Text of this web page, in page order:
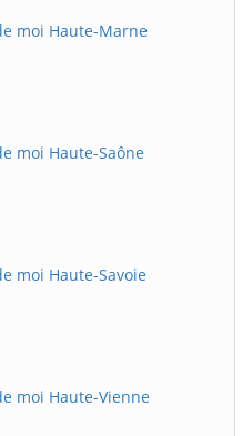
moi Haute-Marne
moi Haute-Saône
moi Haute-Savoie
moi Haute-Vienne